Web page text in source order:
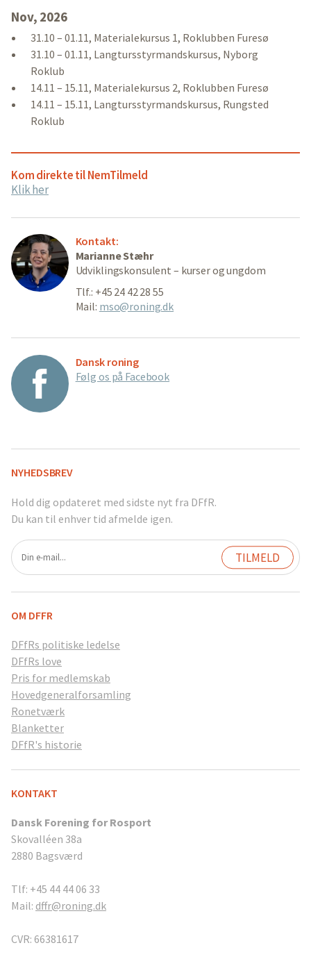
Nov, 2026
31.10 – 01.11, Materialekursus 1, Roklubben Furesø
31.10 – 01.11, Langtursstyrmandskursus, Nyborg
Roklub
14.11 – 15.11, Materialekursus 2, Roklubben Furesø
14.11 – 15.11, Langtursstyrmandskursus, Rungsted
Roklub
Kom direkte til NemTilmeld
Klik her
Kontakt:
Marianne Stæhr
Udviklingskonsulent – kurser og ungdom
Tlf.: +45 24 42 28 55
Mail: mso@roning.dk
Dansk roning
Følg os på Facebook
NYHEDSBREV
Hold dig opdateret med sidste nyt fra DFfR.
Du kan til enhver tid afmelde igen.
OM DFFR
DFfRs politiske ledelse
DFfRs love
Pris for medlemskab
Hovedgeneralforsamling
Ronetværk
Blanketter
DFfR's historie
KONTAKT
Dansk Forening for Rosport
Skovalléen 38a
2880 Bagsværd
Tlf: +45 44 44 06 33
Mail: dffr@roning.dk
CVR: 66381617